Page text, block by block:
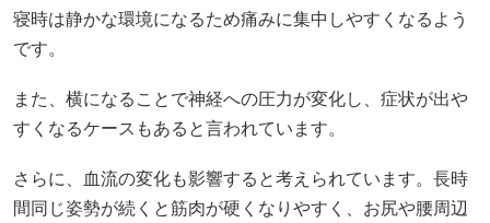
寝時は静かな環境になるため痛みに集中しやすくなるよう
です。
また、横になることで神経への圧力が変化し、症状が出や
すくなるケースもあると言われています。
さらに、血流の変化も影響すると考えられています。長時
間同じ姿勢が続くと筋肉が硬くなりやすく、お尻や腰周辺